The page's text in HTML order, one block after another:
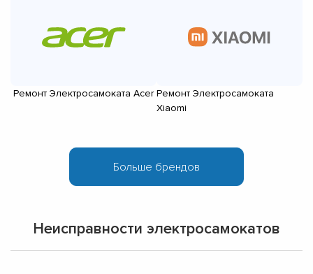
Ремонт Электросамоката Acer Ремонт Электросамоката
Xiaomi
Неисправности электросамокатов